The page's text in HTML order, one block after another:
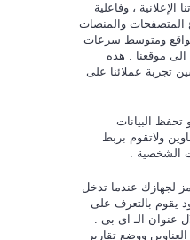
الإعلانية ، وفاعلية
المتصفحات والمنصات
ومتوسط سرعات
موقعنا . هذه
تجربة عملائنا على
تحفظ البيانات
ولاتقوم بربط
الشخصية .
لجهازك عندما تدخل
يقوم بالتعرف على
عنوان الـ اى بى .
ووضع تقارير